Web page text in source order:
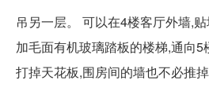
吊另一层。 可以在4楼客厅外墙,
加毛面有机玻璃踏板的楼梯,通向
打掉天花板,围房间的墙也不必推掉